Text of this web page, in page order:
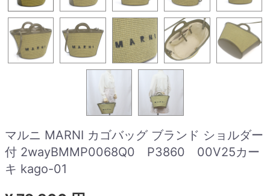
マルニ MARNI カゴバッグ ブランド ショルダー
付 2wayBMMP0068Q0 P3860 00V25カー
キ kago-01